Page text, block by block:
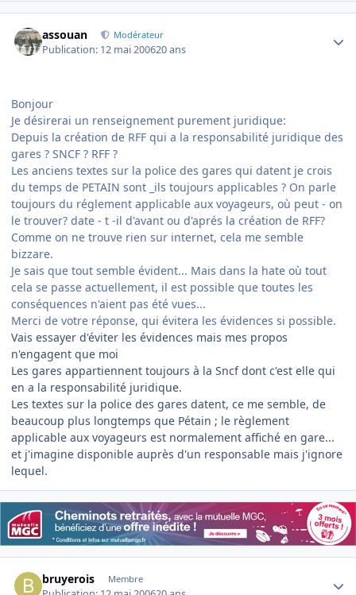
assouan Modérateur
Publication: 12 mai 200620 ans
Bonjour
Je désirerai un renseignement purement juridique:
Depuis la création de RFF qui a la responsabilité juridique des
gares ? SNCF ? RFF ?
Les anciens textes sur la police des gares qui datent je crois
du temps de PETAIN sont _ils toujours applicables ? On parle
toujours du réglement applicable aux voyageurs, où peut - on
le trouver? date - t -il d'avant ou d'aprés la création de RFF?
Comme on ne trouve rien sur internet, cela me semble
bizzare.
Je sais que tout semble évident... Mais dans la hate où tout
cela se passe actuellement, il est possible que toutes les
conséquences n'aient pas été vues...
Merci de votre réponse, qui évitera les évidences si possible.
Vais essayer d'éviter les évidences mais mes propos
n'engagent que moi
Les gares appartiennent toujours à la Sncf dont c'est elle qui
en a la responsabilité juridique.
Les textes sur la police des gares datent, ce me semble, de
beaucoup plus longtemps que Pétain ; le règlement
applicable aux voyageurs est normalement affiché en gare...
et j'imagine disponible auprès d'un responsable mais j'ignore
lequel.
bruyerois Membre